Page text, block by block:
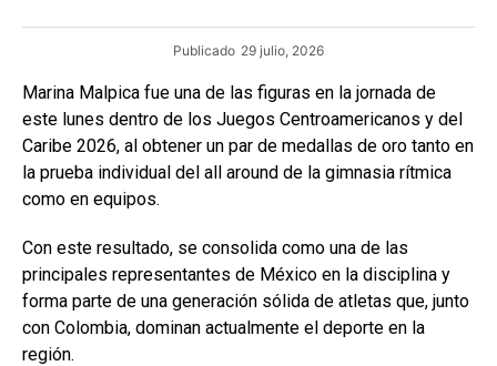
Publicado 29 julio, 2026
Marina Malpica fue una de las figuras en la jornada de
este lunes dentro de los Juegos Centroamericanos y del
Caribe 2026, al obtener un par de medallas de oro tanto en
la prueba individual del all around de la gimnasia rítmica
como en equipos.
Con este resultado, se consolida como una de las
principales representantes de México en la disciplina y
forma parte de una generación sólida de atletas que, junto
con Colombia, dominan actualmente el deporte en la
región.